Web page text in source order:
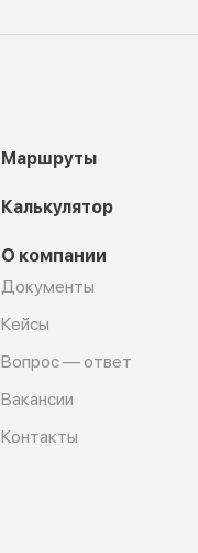
Маршруты
Калькулятор
О компании
Документы
Кейсы
Вопрос — ответ
Вакансии
Контакты